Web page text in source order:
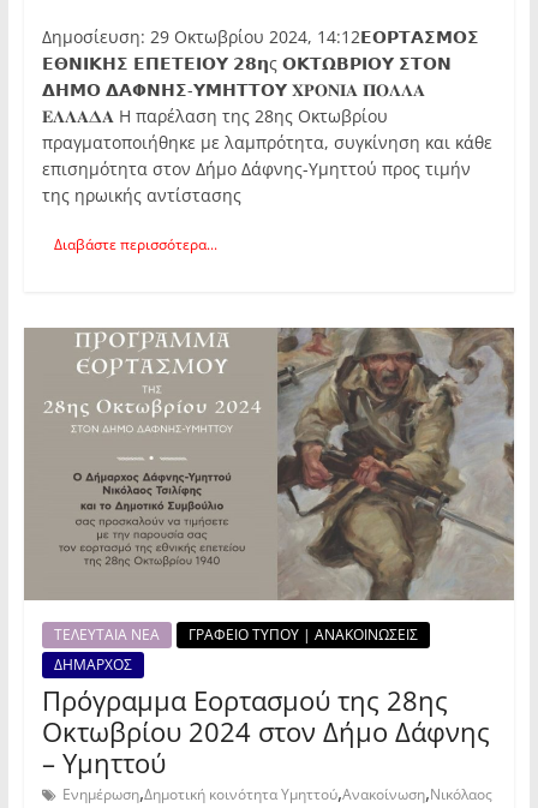
Δημοσίευση: 29 Οκτωβρίου 2024, 14:12𝝚𝝤𝝦𝝩𝝖𝝨𝝡𝝤𝝨
𝝚𝝝𝝢𝝞𝝟𝝜𝝨 𝝚𝝥𝝚𝝩𝝚𝝞𝝤𝝪 𝟮𝟴𝝶ς 𝝤𝝟𝝩𝝮𝝗𝝦𝝞𝝤𝝪 𝝨𝝩𝝤𝝢
𝝙𝝜𝝡𝝤 𝝙𝝖𝝫𝝢𝝜𝝨-𝝪𝝡𝝜𝝩𝝩𝝤𝝪 𝚾𝚸𝚶𝚴𝚰𝚨 𝚷𝚶𝚲𝚲𝚨
𝚬𝚲𝚲𝚨𝚫𝚨 Η παρέλαση της 28ης Οκτωβρίου
πραγματοποιήθηκε με λαμπρότητα, συγκίνηση και κάθε
επισημότητα στον Δήμο Δάφνης-Υμηττού προς τιμήν
της ηρωικής αντίστασης
Διαβάστε περισσότερα...
ΤΕΛΕΥΤΑΙΑ ΝΕΑ
ΓΡΑΦΕΙΟ ΤΥΠΟΥ | ΑΝΑΚΟΙΝΩΣΕΙΣ
ΔΗΜΑΡΧΟΣ
Πρόγραμμα Εορτασμού της 28ης
Οκτωβρίου 2024 στον Δήμο Δάφνης
– Υμηττού
Ενημέρωση,Δημοτική κοινότητα Υμηττού,Ανακοίνωση,Νικόλαος